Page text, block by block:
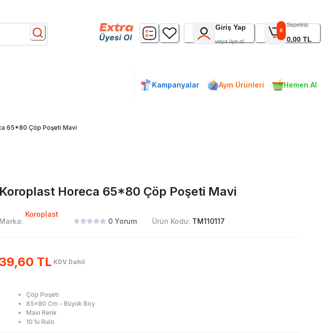
Giriş Yap
veya üye ol
0
Sepetiniz
0,00 TL
Kampanyalar Ayın Ürünleri Hemen Al
65*80 Çöp Poşeti Mavi
Koroplast Horeca 65*80 Çöp Poşeti Mavi
Marka:
Koroplast
0 Yorum Ürün Kodu: TM110117
39,60 TL KDV Dahil
Çöp Poşeti
65x80 Cm - Büyük Boy
Mavi Renk
10'lu Rulo